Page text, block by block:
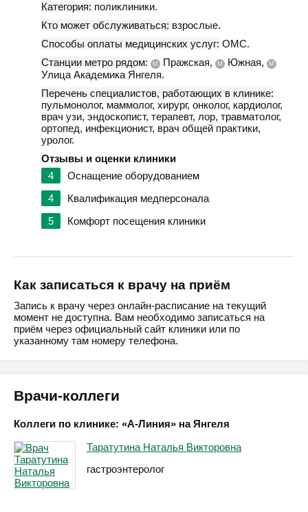
Категория: поликлиники.
Кто может обслуживаться: взрослые.
Способы оплаты медицинских услуг: ОМС.
Станции метро рядом:
М Пражская, М Южная, М
Улица Академика Янгеля.
Перечень специалистов, работающих в клинике:
пульмонолог, маммолог, хирург, онколог, кардиолог,
врач узи, эндоскопист, терапевт, лор, травматолог,
ортопед, инфекционист, врач общей практики,
уролог.
Отзывы и оценки клиники
4
Оснащение оборудованием
4
Квалификация медперсонала
5
Комфорт посещения клиники
Как записаться к врачу на приём
Запись к врачу через онлайн-расписание на текущий
момент не доступна. Вам необходимо записаться на
приём через официальный сайт клиники или по
указанному там номеру телефона.
Врачи-коллеги
Коллеги по клинике: «А-Линия» на Янгеля
Таратутина Наталья Викторовна
гастроэнтеролог